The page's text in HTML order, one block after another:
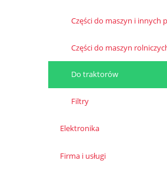
Części do maszyn i innych
Części do maszyn
Do traktorów
Filtry
Elektronika
Firma i usługi